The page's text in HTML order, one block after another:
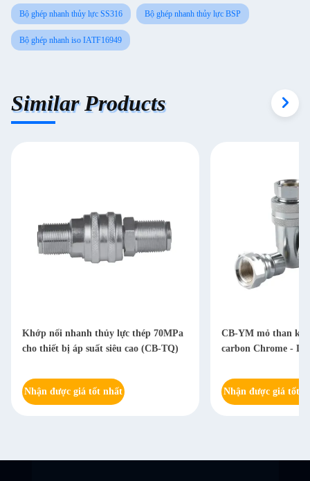
Bộ ghép nhanh thủy lực SS316 Bộ ghép nhanh thủy lực BSP
Bộ ghép nhanh iso IATF16949
Similar Products
Khớp nối nhanh thủy lực thép 70MPa
cho thiết bị áp suất siêu cao (CB-TQ)
Nhận được giá tốt nhất
CB-YM mỏ than
carbon Chrome -
Nhận được giá tốt